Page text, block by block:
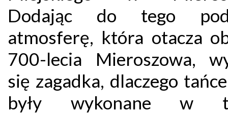
Dodając do tego
atmosferę, która otacza
700-lecia Mieroszowa,
się zagadka, dlaczego
były wykonane w